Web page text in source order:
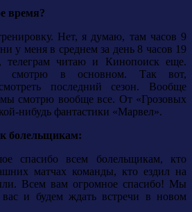
время?
Нет, я думаю, там часов 9
у меня в среднем за день 8 часов 19
телеграм читаю и Кинопоиск еще.
смотрю в основном. Так вот,
последний сезон. Вообще
смотрю вообще все. От «Грозовых
нибудь фантастики «Марвел».
болельщикам:
спасибо всем болельщикам, кто
матчах команды, кто ездил на
Всем вам огромное спасибо! Мы
вас и будем ждать встречи в новом